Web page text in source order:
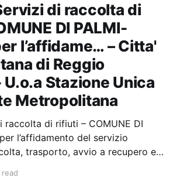
di raccolta di
DI PALMI-
l’affidame… – Citta'
di Reggio
Stazione Unica
Metropolitana
raccolta di rifiuti – COMUNE DI
l’affidamento del servizio
trasporto, avvio a recupero e
read